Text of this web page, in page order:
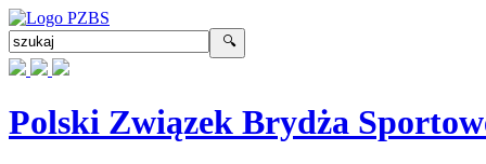
Polski Związek Brydża